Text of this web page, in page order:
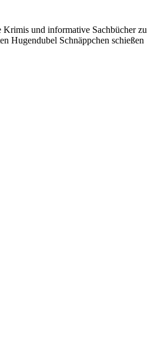
Krimis und informative Sachbücher zu
Hugendubel Schnäppchen schießen